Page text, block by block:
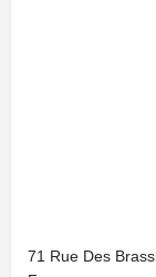
71 Rue Des